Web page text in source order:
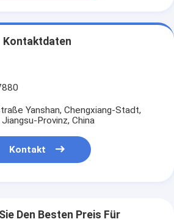
Kontaktdaten
Yanshan, Chengxiang-Stadt,
Provinz, China
Kontakt
Den Besten Preis Für